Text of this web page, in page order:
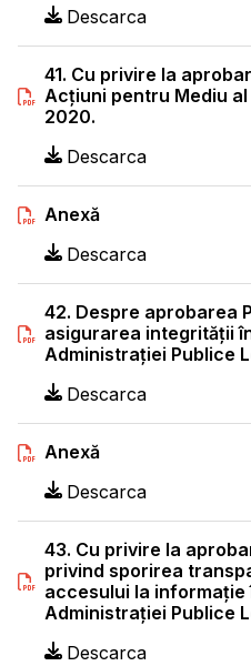
Descarca
41. Cu privire la
Acțiuni pentru Mediu
2020.
Descarca
Anexă
Descarca
42. Despre aprobarea
asigurarea integrităţii
Administraţiei Publice
Descarca
Anexă
Descarca
43. Cu privire la
privind sporirea
accesului la informaţie
Administraţiei Publice
Descarca